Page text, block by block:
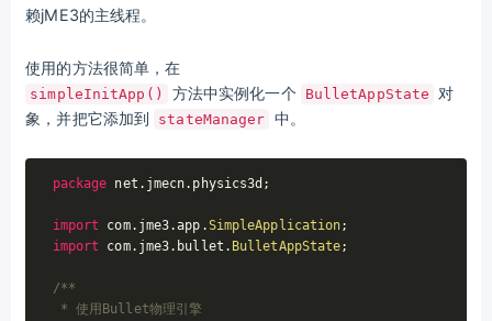
赖jME3的主线程。
使用的方法很简单，在
simpleInitApp() 方法中实例化一个 BulletAppState
对
象，并把它添加到
stateManager 中。
package net.jmecn.physics3d;
import com.jme3.app.SimpleApplication
import com.jme3.bullet. BulletAppState;
/**